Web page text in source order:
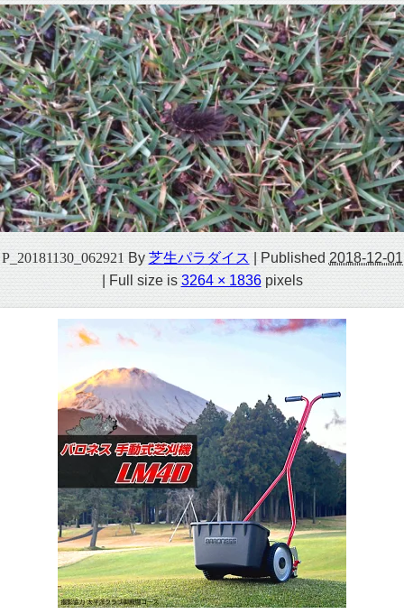
P_20181130_062921 By 芝生パラダイス Published 2018-12-01
| Full size is3264 × 1836pixels